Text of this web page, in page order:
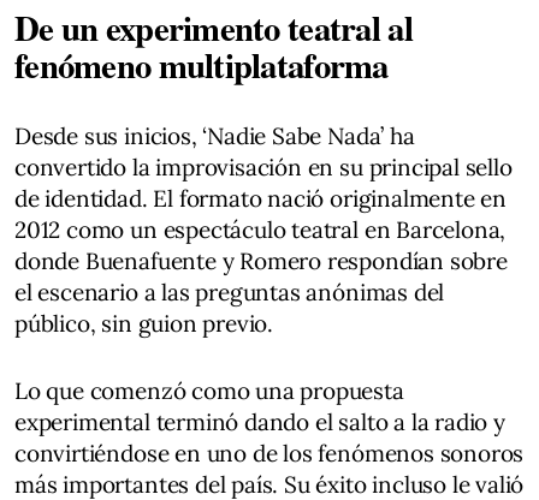
De un experimento teatral al
fenómeno multiplataforma
Desde sus inicios, ‘Nadie Sabe Nada’ ha
convertido la improvisación en su principal sello
de identidad. El formato nació originalmente en
2012 como un espectáculo teatral en Barcelona,
donde Buenafuente y Romero respondían sobre
el escenario a las preguntas anónimas del
público, sin guion previo.
Lo que comenzó como una propuesta
experimental terminó dando el salto a la radio y
convirtiéndose en uno de los fenómenos sonoros
más importantes del país. Su éxito incluso le valió